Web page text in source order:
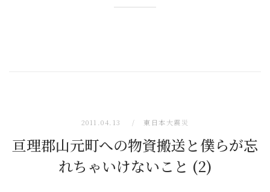
2011.04.13 東日本大震災
亘理郡山元町への物資搬送と僕らが忘
れちゃいけないこと (2)